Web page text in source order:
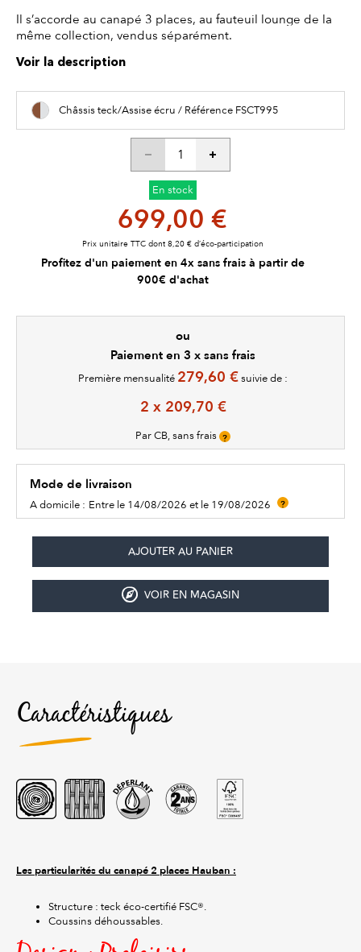
Il s’accorde au canapé 3 places, au fauteuil lounge de la
même collection, vendus séparément.
Voir la description
Châssis teck/Assise écru / Référence FSCT995
En stock
699,00 €
Prix unitaire TTC dont 8,20 € d’éco-participation
Profitez d'un paiement en 4x sans frais à partir de
900€ d'achat
ou
Paiement en 3 x sans frais
Première mensualité 279,60 € suivie de :
2 x 209,70 €
Par CB, sans frais ?
Mode de livraison
A domicile : Entre le 14/08/2026 et le 19/08/2026 ?
VOIR EN MAGASIN
Caractéristiques
Les particularités du canapé 2 places Hauban :
Structure : teck éco-certifié FSC®.
Coussins déhoussables.